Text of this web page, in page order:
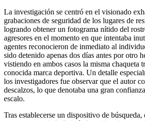
La investigación se centró en el visionado
grabaciones de seguridad de los lugares de
logrando obtener un fotograma nítido del
agresores en el momento en que intentaba
agentes reconocieron de inmediato al
sido detenido apenas dos días antes por otro
vistiendo en ambos casos la misma chaqueta
conocida marca deportiva. Un detalle
los investigadores fue observar que el autor
descalzos, lo que denotaba una gran
escalo.
Tras establecerse un dispositivo de búsqueda,